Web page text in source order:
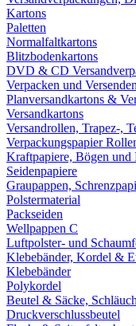
Kartons
Paletten
Normalfaltkartons
Blitzbodenkartons
DVD & CD
Verpacken und Versenden
Planversandkartons &
Versandkartons
Versandrollen, Trapez-,
Verpackungspapier
Kraftpapiere, Bögen und
Seidenpapiere
Graupappen,
Polstermaterial
Packseiden
Wellpappen C
Luftpolster- und
Klebebänder, Kordel &
Klebebänder
Polykordel
Beutel & Säcke,
Druckverschlussbeutel